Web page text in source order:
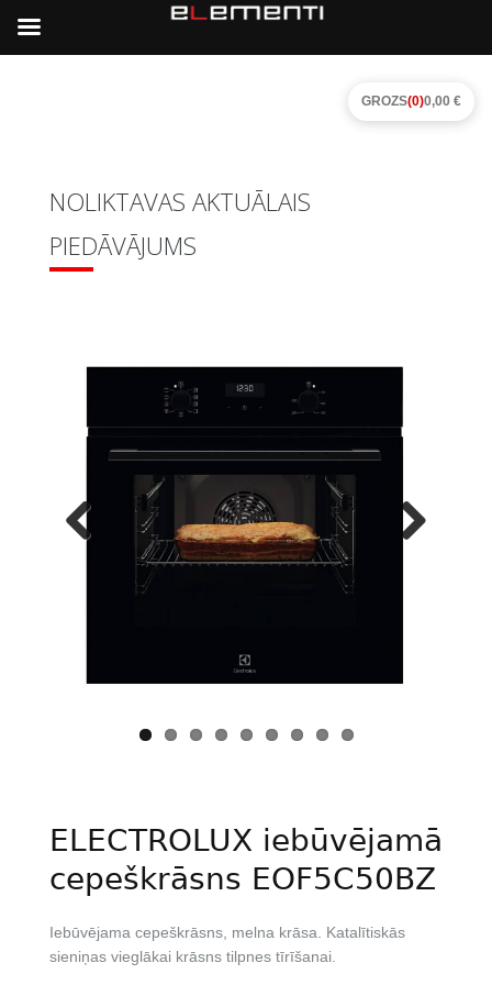
NOLIKTAVAS AKTUĀLAIS
PIEDĀVĀJUMS
ELECTROLUX iebūvējamā
cepeškrāsns EOF5C50BZ
Iebūvējama cepeškrāsns, melna krāsa. Katalītiskās
sieniņas vieglākai krāsns tilpnes tīrīšanai.
GROZS(0)0,00 €